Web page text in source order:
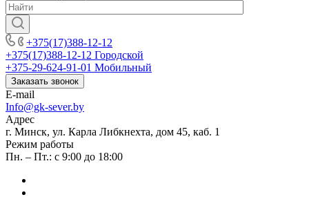
+375(17)388-12-12
+375(17)388-12-12 Городской
+375-29-624-91-01 Мобильный
Заказать звонок
E-mail
Info@gk-sever.by
Адрес
г. Минск, ул. Карла Либкнехта, дом 45, каб. 1
Режим работы
Пн. – Пт.: с 9:00 до 18:00